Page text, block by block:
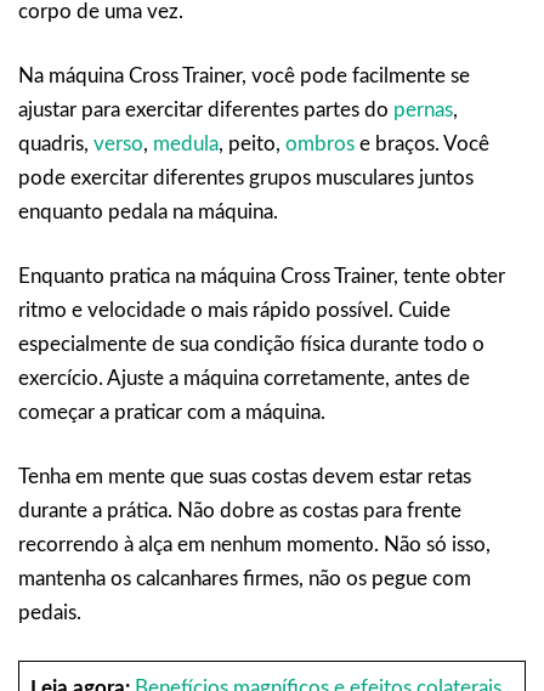
corpo de uma vez.
Na máquina Cross Trainer, você pode facilmente se
ajustar para exercitar diferentes partes do pernas,
quadris, verso, medula, peito, ombros e braços. Você
pode exercitar diferentes grupos musculares juntos
enquanto pedala na máquina.
Enquanto pratica na máquina Cross Trainer, tente obter
ritmo e velocidade o mais rápido possível. Cuide
especialmente de sua condição física durante todo o
exercício. Ajuste a máquina corretamente, antes de
começar a praticar com a máquina.
Tenha em mente que suas costas devem estar retas
durante a prática. Não dobre as costas para frente
recorrendo à alça em nenhum momento. Não só isso,
mantenha os calcanhares firmes, não os pegue com
pedais.